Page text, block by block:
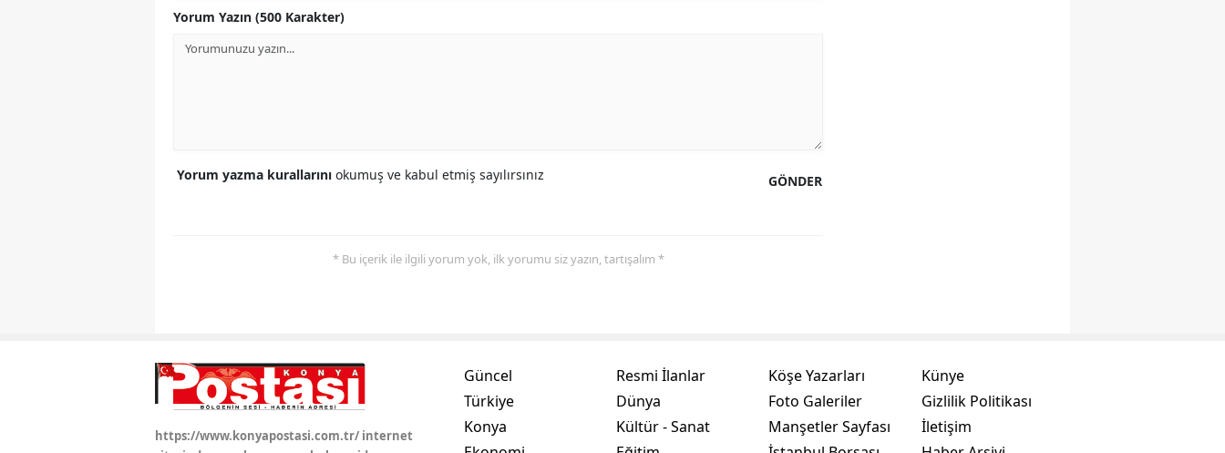
Tokat
Şanlıurfa
Uşak
Van
Yorum Yazın (500 Karakter)
GÖNDER
Yorum yazma kurallarını okumuş ve kabul etmiş sayılırsınız
* Bu içerik ile ilgili yorum yok, ilk yorumu siz yazın, tartışalım *
https://www.konyapostasi.com.tr/ internet
Güncel
Türkiye
Konya
Resmi İlanlar
Dünya
Kültür - Sanat
Köşe Yazarları
Foto Galeriler
Manşetler Sayfası
Künye
Gizlilik Politikası
İletişim